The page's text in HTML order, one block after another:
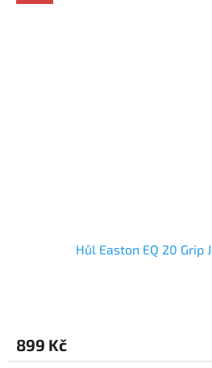
Hůl Easton EQ 20 Grip
899 Kč